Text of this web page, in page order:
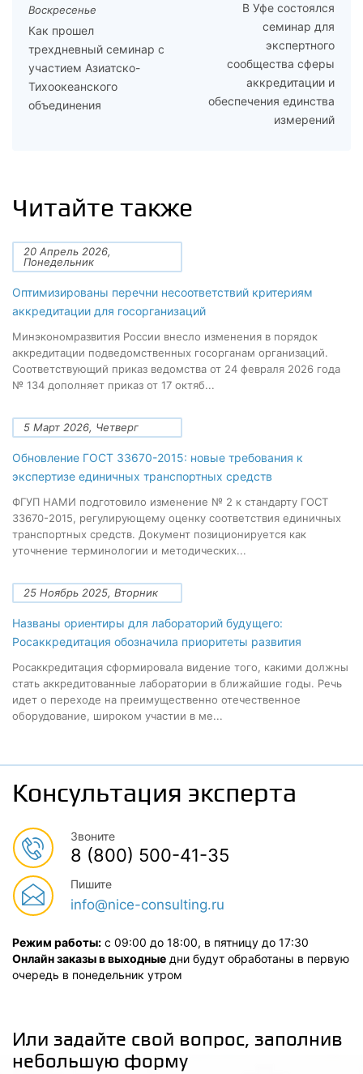
Воскресенье
Как прошел
трехдневный семинар с
участием Азиатско-
Тихоокеанского
объединения
В Уфе состоялся
семинар для
экспертного
сообщества сферы
аккредитации и
обеспечения единства
измерений
Читайте также
20 Апрель 2026,
Понедельник
Оптимизированы перечни несоответствий критериям
аккредитации для госорганизаций
Минэкономразвития России внесло изменения в порядок
аккредитации подведомственных госорганам организаций.
Соответствующий приказ ведомства от 24 февраля 2026 года
№ 134 дополняет приказ от 17 октяб...
5 Март 2026, Четверг
Обновление ГОСТ 33670-2015: новые требования к
экспертизе единичных транспортных средств
ФГУП НАМИ подготовило изменение № 2 к стандарту ГОСТ
33670-2015, регулирующему оценку соответствия единичных
транспортных средств. Документ позиционируется как
уточнение терминологии и методических...
25 Ноябрь 2025, Вторник
Названы ориентиры для лабораторий будущего:
Росаккредитация обозначила приоритеты развития
Росаккредитация сформировала видение того, какими должны
стать аккредитованные лаборатории в ближайшие годы. Речь
идет о переходе на преимущественно отечественное
оборудование, широком участии в ме...
Консультация эксперта
Звоните
8 (800) 500-41-35
Пишите
info@nice-consulting.ru
Режим работы: с 09:00 до 18:00, в пятницу до 17:30
Онлайн заказы в выходные дни будут обработаны в первую
очередь в понедельник утром
Или задайте свой вопрос, заполнив
небольшую форму